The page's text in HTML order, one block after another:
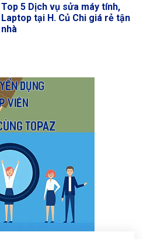
Top 5 Dịch vụ sửa máy tính,
Laptop tại H. Củ Chi giá rẻ tận
nhà